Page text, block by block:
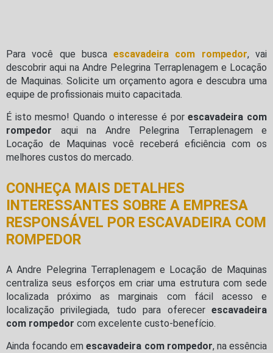
Para você que buscaescavadeira com rompedor, vai
descobrir aqui na Andre Pelegrina Terraplenagem e Locação
de Maquinas. Solicite um orçamento agora e descubra uma
equipe de profissionais muito capacitada.
É isto mesmo! Quando o interesse é porescavadeira com
rompedor aqui na Andre Pelegrina Terraplenagem e
Locação de Maquinas você receberá eficiência com os
melhores custos do mercado.
CONHEÇA MAIS DETALHES
INTERESSANTES SOBRE A EMPRESA
RESPONSÁVEL POR ESCAVADEIRA COM
ROMPEDOR
A Andre Pelegrina Terraplenagem e Locação de Maquinas
centraliza seus esforços em criar uma estrutura com sede
localizada próximo as marginais com fácil acesso e
localização privilegiada, tudo para oferecer escavadeira
com rompedor com excelente custo-benefício.
Ainda focando emescavadeira com rompedor, na essência